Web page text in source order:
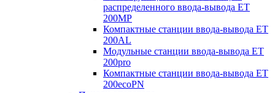
распределенного ввода-вывода ET
200MP
Компактные станции ввода-вывода ET
200AL
Модульные станции ввода-вывода ET
200pro
Компактные станции ввода-вывода ET
200ecoPN